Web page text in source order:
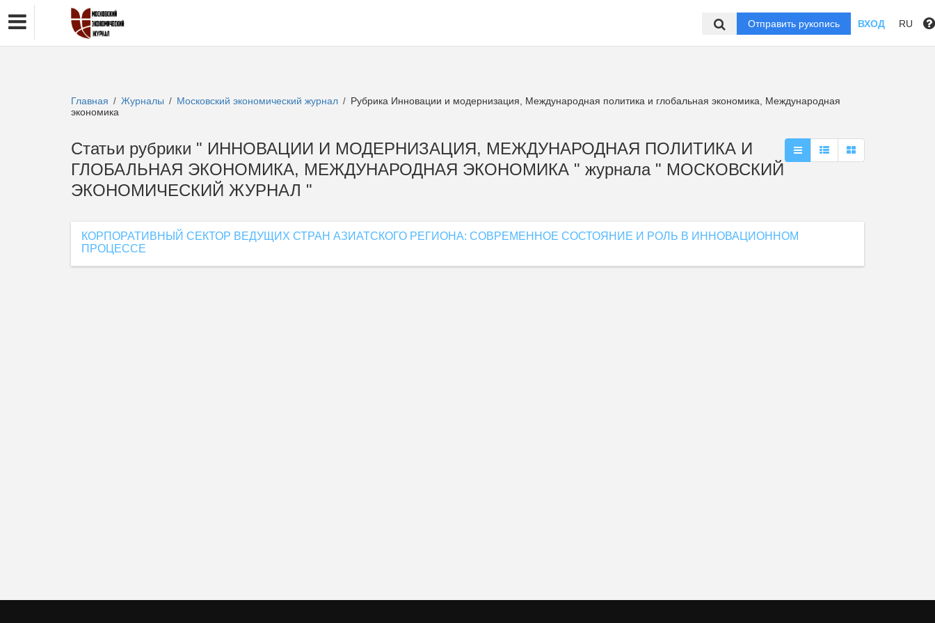
Отправить рукопись ВХОД RU
Главная / Журналы / Московский экономический журнал / Рубрика Инновации и модернизация, Международная политика и глобальная экономика, Международная
экономика
Статьи рубрики " ИННОВАЦИИ И МОДЕРНИЗАЦИЯ, МЕЖДУНАРОДНАЯ ПОЛИТИКА И
ГЛОБАЛЬНАЯ ЭКОНОМИКА, МЕЖДУНАРОДНАЯ ЭКОНОМИКА " журнала " МОСКОВСКИЙ
ЭКОНОМИЧЕСКИЙ ЖУРНАЛ "
КОРПОРАТИВНЫЙ СЕКТОР ВЕДУЩИХ СТРАН АЗИАТСКОГО РЕГИОНА: СОВРЕМЕННОЕ СОСТОЯНИЕ И РОЛЬ В ИННОВАЦИОННОМ
ПРОЦЕССЕ